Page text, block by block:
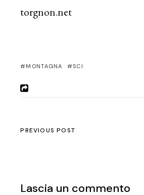
torgnon.net
MONTAGNA SCI
PREVIOUS POST
Lascia un commento